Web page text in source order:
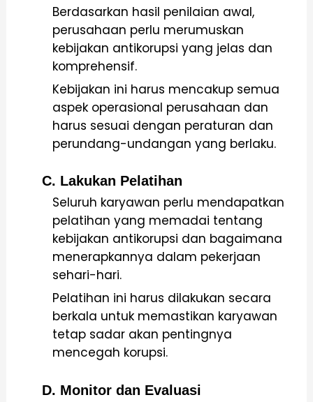
Berdasarkan hasil penilaian awal,
perusahaan perlu merumuskan
kebijakan antikorupsi yang jelas dan
komprehensif.
Kebijakan ini harus mencakup semua
aspek operasional perusahaan dan
harus sesuai dengan peraturan dan
perundang-undangan yang berlaku.
C. Lakukan Pelatihan
Seluruh karyawan perlu mendapatkan
pelatihan yang memadai tentang
kebijakan antikorupsi dan bagaimana
menerapkannya dalam pekerjaan
sehari-hari.
Pelatihan ini harus dilakukan secara
berkala untuk memastikan karyawan
tetap sadar akan pentingnya
mencegah korupsi.
D. Monitor dan Evaluasi